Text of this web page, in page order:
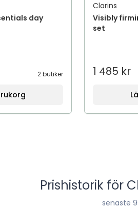
day
2 butiker
Clarins
Visibly
set
1 485 kr
Prishistorik för
senaste